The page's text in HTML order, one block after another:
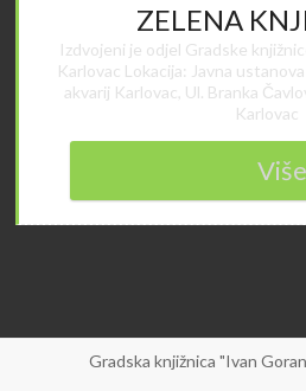
ZELENA
Izdvojeni je odjel Gradske
Karlovac Lokacija: Javna
akvarij Karlovac, Ul. Branka
Karlovac
Više
Gradska knjižnica "Ivan